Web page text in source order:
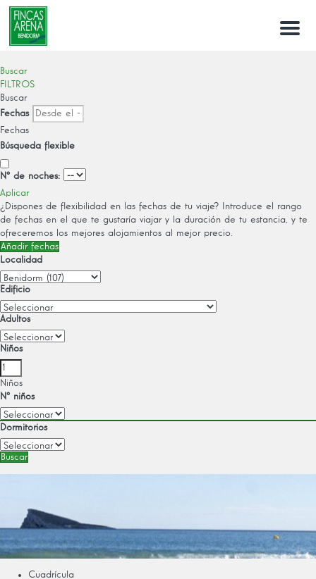
Menu
Buscar
FILTROS
Buscar
Fechas
Fechas
Búsqueda flexible
Nº de noches:
Aplicar
¿Dispones de flexibilidad en las fechas de tu viaje?
Introduce el rango
de fechas en el que te gustaría viajar y la duración de tu estancia, y te
ofreceremos los mejores alojamientos al mejor precio.
Añadir fechas
Localidad
Edificio
Adultos
Niños
Niños
Nº niños
Dormitorios
Buscar
Cuadrícula